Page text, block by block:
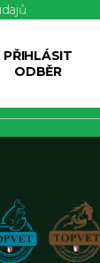
PŘIHLÁSIT